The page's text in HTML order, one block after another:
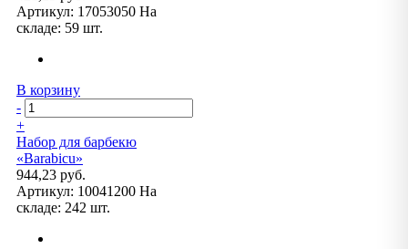
Артикул: 17053050 На
складе: 59 шт.
В корзину
-
+
Набор для барбекю
«Barabicu»
944,23 руб.
Артикул: 10041200 На
складе: 242 шт.